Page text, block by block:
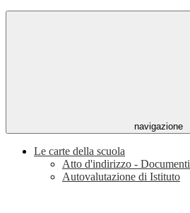
navigazione
Le carte della scuola
Atto d'indirizzo - Documenti
Autovalutazione di Istituto